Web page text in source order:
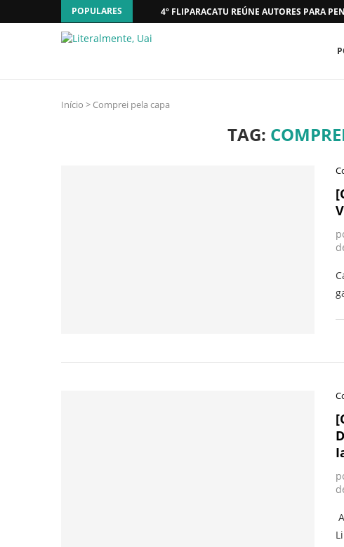
POPULARES 4º FLIPARACATU REÚNE AUTORES PARA
Início > Comprei pela capa
TAG: